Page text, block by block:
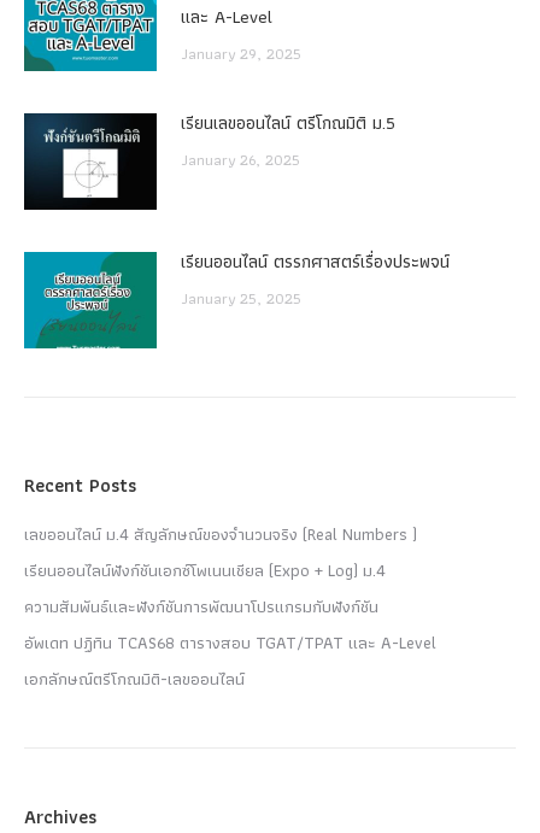
และ A-Level
January 29, 2025
เรียนเลขออนไลน์ ตรีโกณมิติ ม.5
January 26, 2025
เรียนออนไลน์ ตรรกศาสตร์เรื่องประพจน์
January 25, 2025
Recent Posts
เลขออนไลน์ ม.4 สัญลักษณ์ของจำนวนจริง (Real Numbers )
เรียนออนไลน์ฟังก์ชันเอกซ์โพเนนเชียล (Expo + Log) ม.4
ความสัมพันธ์และฟังก์ชันการพัฒนาโปรแกรมกับฟังก์ชัน
อัพเดท ปฏิทิน TCAS68 ตารางสอบ TGAT/TPAT และ A-Level
เอกลักษณ์ตรีโกณมิติ-เลขออนไลน์
Archives